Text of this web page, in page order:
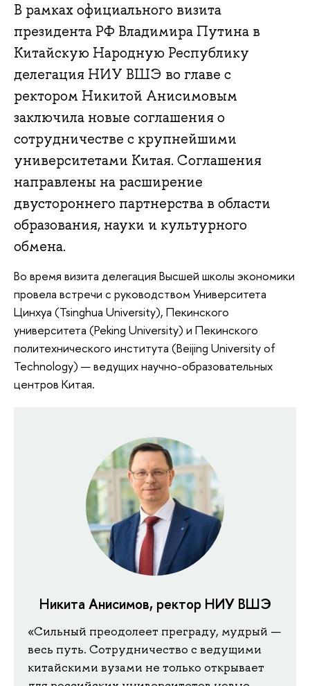
В рамках официального визита
президента РФ Владимира Путина в
Китайскую Народную Республику
делегация НИУ ВШЭ во главе с
ректором Никитой Анисимовым
заключила новые соглашения о
сотрудничестве с крупнейшими
университетами Китая. Соглашения
направлены на расширение
двустороннего партнерства в области
образования, науки и культурного
обмена.
Во время визита делегация Высшей школы экономики
провела встречи с руководством Университета
Цинхуа (Tsinghua University), Пекинского
университета (Peking University) и Пекинского
политехнического института (Beijing University of
Technology) — ведущих научно-образовательных
центров Китая.
Никита Анисимов, ректор НИУ ВШЭ
«Сильный преодолеет преграду, мудрый —
весь путь. Сотрудничество с ведущими
китайскими вузами не только открывает